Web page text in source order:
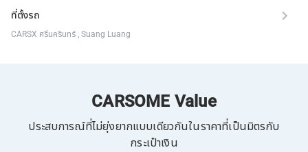
ที่ตั้งรถ
CARSX ศรีนครินทร์ , Suang Luang
CARSOME Value
ประสบการณ์ที่ไม่ยุ่งยากแบบเดียวกันในราคาที่เป็นมิตรกับ
กระเป๋าเงิน